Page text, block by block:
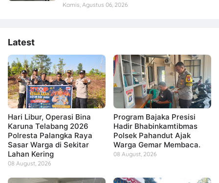
Kamis, Agustus 06, 2026
Latest
Hari Libur, Operasi Bina
Karuna Telabang 2026
Polresta Palangka Raya
Sasar Warga di Sekitar
Lahan Kering
08 August, 2026
Program Bajaka Presisi
Hadir Bhabinkamtibmas
Polsek Pahandut Ajak
Warga Gemar Membaca.
08 August, 2026